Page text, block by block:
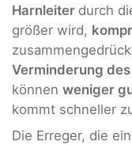
Harnleiter durch
größer wird,
Verminderung
können weniger
kommt schneller
Die Erreger, die